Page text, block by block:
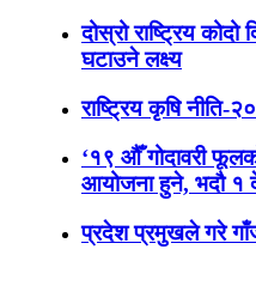
दोस्रो राष्ट्रिय
घटाउने लक्ष्य
राष्ट्रिय कृषि नीति-
‘१९ औँ गोदावरी
आयोजना हुने, भदौ १
प्रदेश प्रमुखले गरे